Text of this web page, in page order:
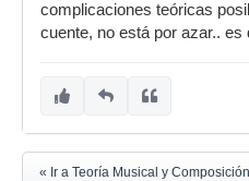
complicaciones teóricas
cuente, no está por azar.. es
« Ir a Teoría Musical y Composición